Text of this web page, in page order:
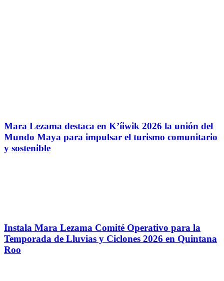
Mara Lezama destaca en K’íiwik 2026 la unión del
Mundo Maya para impulsar el turismo comunitario
y sostenible
Instala Mara Lezama Comité Operativo para la
Temporada de Lluvias y Ciclones 2026 en Quintana
Roo